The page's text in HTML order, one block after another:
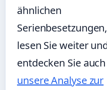
ähnlichen
Serienbesetzungen,
lesen Sie weiter
entdecken Sie auch
unsere Analyse zur